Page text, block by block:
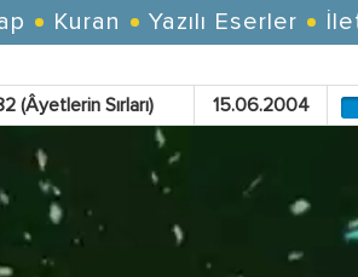
Kuran Yazılı Eserler
(Âyetlerin Sırları) 15.06.2004